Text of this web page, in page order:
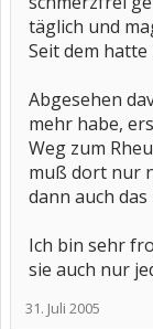
täglich und
Seit dem hatte
Abgesehen
mehr habe,
Weg zum
muß dort nur
dann auch
Ich bin sehr
sie auch nur
31. Juli 2005